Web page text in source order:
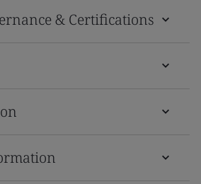
& Certifications